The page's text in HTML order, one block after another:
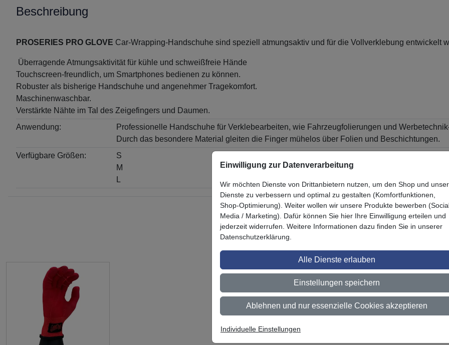
Beschreibung
PROSERIES PRO GLOVE Car-Wrapping-Handschuhe sind speziell atmungsaktiv und für die Vollverklebung entwickelt
Überragende Atmungsaktivität für kühle und schweißfreie Hände
Touchscreen-freundlich, um Smartphones bedienen zu können.
Robuster als bisherige Handschuhe und angenehmer Tragekomfort.
Maschinenwaschbar.
Verstärkte Nähte im Tal des Zeigefingers und Daumen.
Anwendung:
Professionelle Handschuhe für Verklebearbeiten, wie Fahrzeugfolierungen und
Durch das besondere Material gleiten die Finger mühelos über Folien und Beschichtungen.
Verfügbare Größen:
S
M
L
Zuletzt angesehen
Einwilligung zur Datenverarbeitung
Wir möchten Dienste von Drittanbietern nutzen, um den Shop und
Dienste zu verbessern und optimal zu gestalten (Komfortfunktionen,
Shop-Optimierung). Weiter wollen wir unsere Produkte bewerben
Media / Marketing). Dafür können Sie hier Ihre Einwilligung erteilen und
jederzeit widerrufen. Weitere Informationen dazu finden Sie in unserer
Datenschutzerklärung.
Alle Dienste erlauben
Einstellungen speichern
Ablehnen und nur essenzielle Cookies akzeptieren
Individuelle Einstellungen